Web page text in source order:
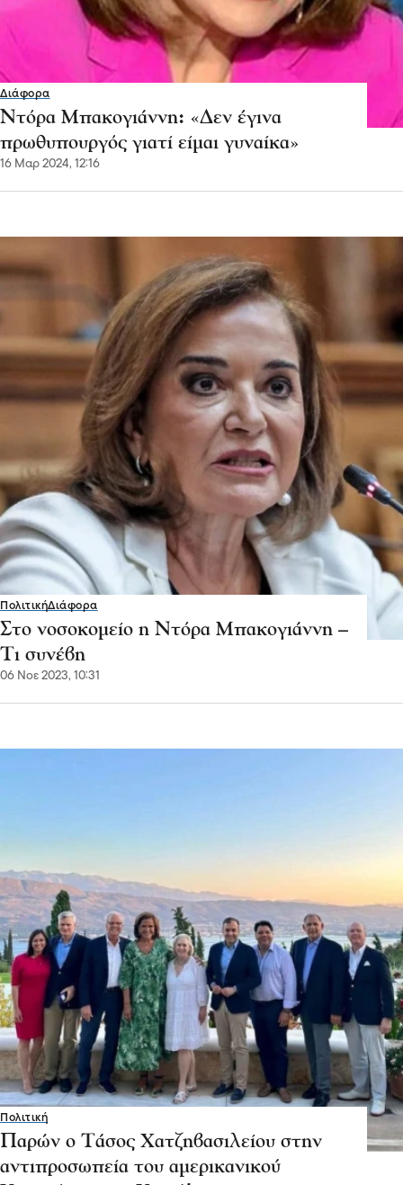
Διάφορα
Ντόρα Μπακογιάννη: «Δεν έγινα
πρωθυπουργός γιατί είμαι γυναίκα»
16 Μαρ 2024, 12:16
ΠολιτικήΔιάφορα
Στο νοσοκομείο η Ντόρα Μπακογιάννη –
Τι συνέβη
06 Νοε 2023, 10:31
Πολιτική
Παρών ο Τάσος Χατζηβασιλείου στην
αντιπροσωπεία του αμερικανικού